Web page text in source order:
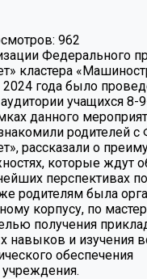
962
Федерального
кластера
года было
учащихся 8-
данного
родителей
рассказали о
которые ждут
перспективах
родителям была
корпусу, по
получения
навыков и изучения
обеспечения
учреждения.